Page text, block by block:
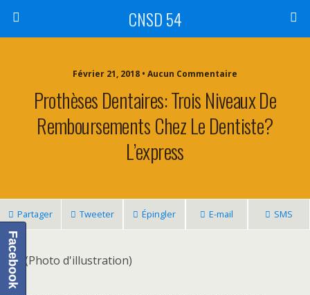
CNSD 54
Février 21, 2018 • Aucun Commentaire
Prothèses Dentaires: Trois Niveaux De
Remboursements Chez Le Dentiste?
L’express
Partager Tweeter Épingler E-mail SMS
Facebook